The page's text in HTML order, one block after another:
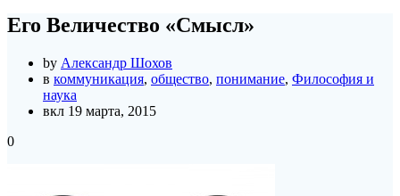
Его Величество «Смысл»
by Александр Шохов
в коммуникация, общество, понимание, Философия и
наука
вкл 19 марта, 2015
0